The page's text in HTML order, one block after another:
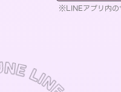
※LINEアプリ内の